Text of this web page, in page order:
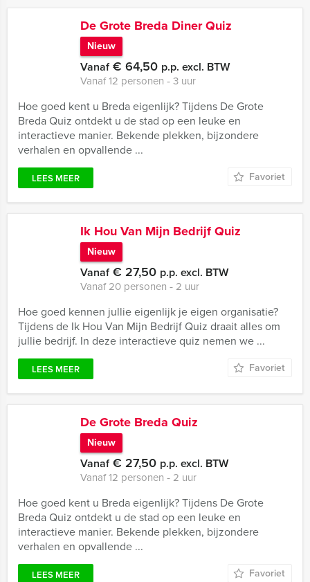
De Grote Breda Diner Quiz
Nieuw
Vanaf€ 64,50 p.p. excl. BTW
Vanaf 12 personen ‐ 3 uur
Hoe goed kent u Breda eigenlijk? Tijdens De Grote
Breda Quiz ontdekt u de stad op een leuke en
interactieve manier. Bekende plekken, bijzondere
verhalen en opvallende ...
LEES MEER Favoriet
Ik Hou Van Mijn Bedrijf Quiz
Nieuw
Vanaf€ 27,50 p.p. excl. BTW
Vanaf 20 personen ‐ 2 uur
Hoe goed kennen jullie eigenlijk je eigen organisatie?
Tijdens de Ik Hou Van Mijn Bedrijf Quiz draait alles om
jullie bedrijf. In deze interactieve quiz nemen we ...
LEES MEER Favoriet
De Grote Breda Quiz
Nieuw
Vanaf€ 27,50 p.p. excl. BTW
Vanaf 12 personen ‐ 2 uur
Hoe goed kent u Breda eigenlijk? Tijdens De Grote
Breda Quiz ontdekt u de stad op een leuke en
interactieve manier. Bekende plekken, bijzondere
verhalen en opvallende ...
LEES MEER Favoriet